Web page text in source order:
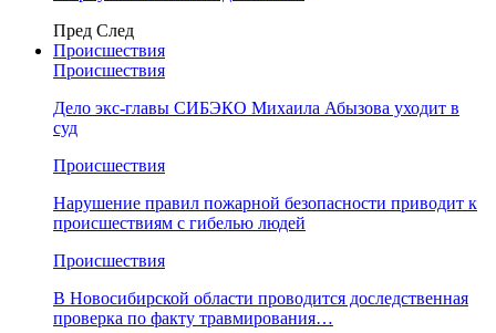
Пред След
Происшествия
Происшествия
Дело экс-главы СИБЭКО Михаила Абызова уходит в
суд
Происшествия
Нарушение правил пожарной безопасности приводит к
происшествиям с гибелью людей
Происшествия
В Новосибирской области проводится доследственная
проверка по факту травмирования…